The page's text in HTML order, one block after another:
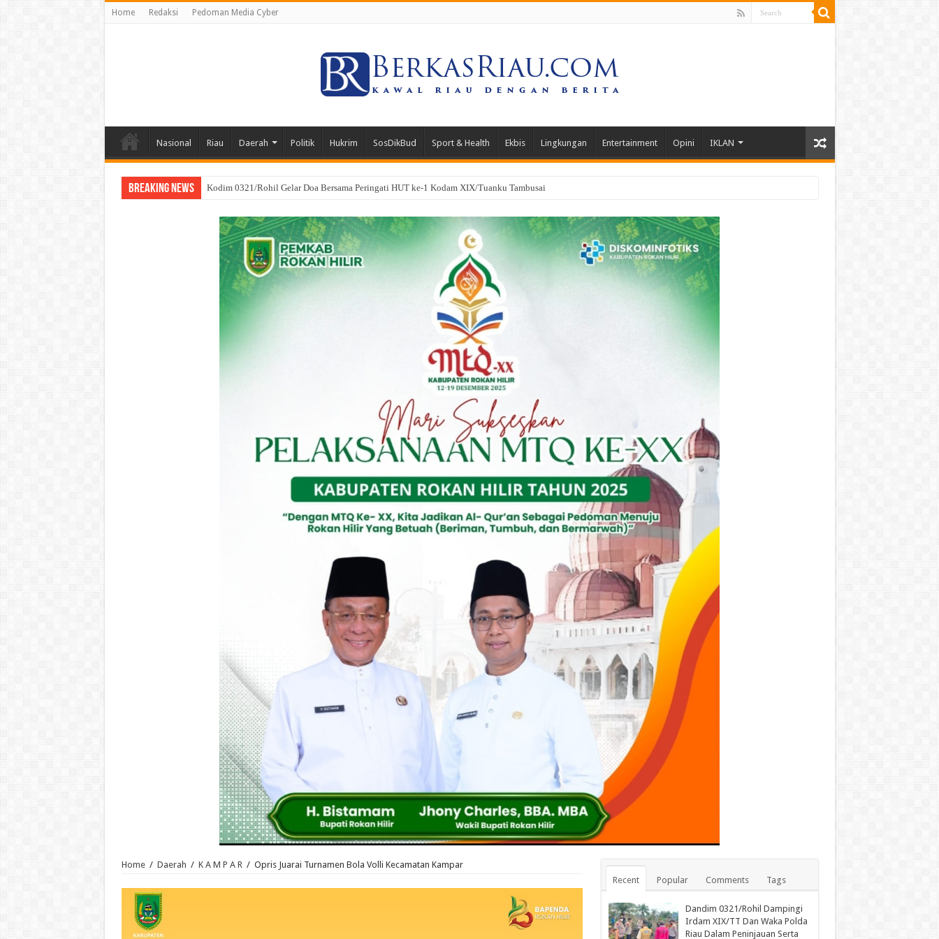
Home Redaksi Pedoman Media Cyber
Nasional Riau Daerah Politik Hukrim SosDikBud Sport & Health Ekbis Lingkungan Entertainment Opini IKLAN
Breaking News SRI WAHYULI Sukses Menangkan PK di Mahkamah Agung, Hukuman Klien Kasus Narkotika Dipangkas 3 Tahun
Home / Daerah / K A M P A R / Opris Juarai Turnamen Bola Volli Kecamatan Kampar
Recent
Popular Comments Tags
Dandim 0321/Rohil Dampingi
Irdam XIX/TT Dan Waka Polda
Riau Dalam Peninjauan Serta